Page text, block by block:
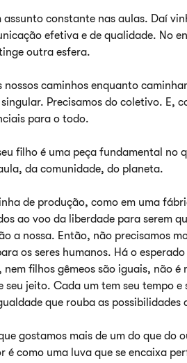
constante nas aulas. Daí
efetiva e de qualidade. No
outra esfera.
caminhos enquanto
Precisamos do coletivo. E,
para o todo.
filho é uma peça fundamental no
da comunidade, do planeta.
de produção, como em uma
ao voo da liberdade para serem
a nossa. Então, não precisamos
os seres humanos. Há o
filhos gêmeos são iguais, não é
jeito. Cada um tem seu tempo e
que rouba as possibilidades
gostamos mais de um do que do
é como uma luva que se encaixa